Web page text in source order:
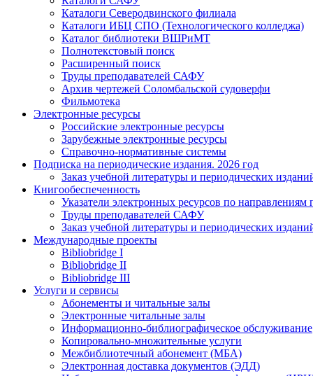
Каталоги Северодвинского филиала
Каталоги ИБЦ СПО (Технологического колледжа)
Каталог библиотеки ВШРиМТ
Полнотекстовый поиск
Расширенный поиск
Труды преподавателей САФУ
Архив чертежей Соломбальской судоверфи
Фильмотека
Электронные ресурсы
Российские электронные ресурсы
Зарубежные электронные ресурсы
Справочно-нормативные системы
Подписка на периодические издания. 2026 год
Заказ учебной литературы и периодических
Книгообеспеченность
Указатели электронных ресурсов по направлениям
Труды преподавателей САФУ
Заказ учебной литературы и периодических
Международные проекты
Bibliobridge I
Bibliobridge II
Bibliobridge III
Услуги и сервисы
Абонементы и читальные залы
Электронные читальные залы
Информационно-библиографическое обслуживание
Копировально-множительные услуги
Межбиблиотечный абонемент (МБА)
Электронная доставка документов (ЭДД)